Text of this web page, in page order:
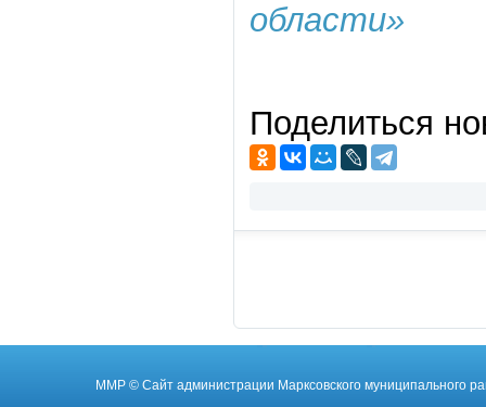
области»
Поделиться
ММР © Cайт администрации Марксовского муниципального